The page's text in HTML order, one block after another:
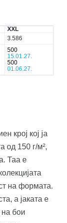
XXL
3.586
500
15.01.27.
500
01.06.27.
крој кој ја
од 150 г/м²,
Таа е
на формата.
а јаката е
на бои